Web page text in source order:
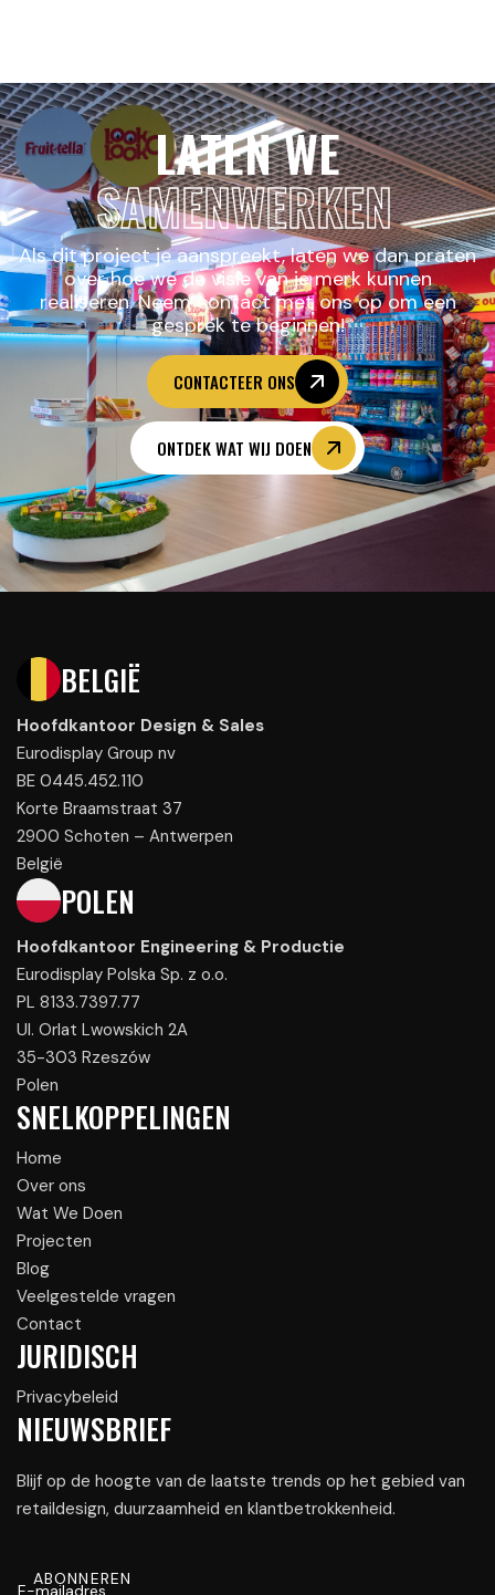
LATEN WE
SAMENWERKEN
Als dit project je aanspreekt, laten we dan praten
over hoe we de visie van je merk kunnen
realiseren. Neem contact met ons op om een
gesprek te beginnen!
CONTACTEER ONS
ONTDEK WAT WIJ DOEN
NIEUWSBRIEF
Blijf op de hoogte van de laatste trends op het gebied van
retaildesign, duurzaamheid en klantbetrokkenheid.
BELGIË
Hoofdkantoor Design & Sales
Eurodisplay Group nv
BE 0445.452.110
Korte Braamstraat 37
2900 Schoten – Antwerpen
België
POLEN
Hoofdkantoor Engineering & Productie
Eurodisplay Polska Sp. z o.o.
PL 8133.7397.77
Ul. Orlat Lwowskich 2A
35-303 Rzeszów
Polen
SNELKOPPELINGEN
Home
Over ons
Wat We Doen
Projecten
Blog
Veelgestelde vragen
Contact
JURIDISCH
Privacybeleid